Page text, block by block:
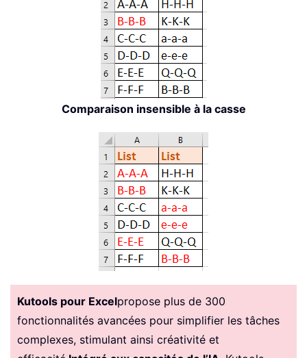
Comparaison insensible à la casse
Kutools pour Excelpropose plus de 300
fonctionnalités avancées pour simplifier les tâches
complexes, stimulant ainsi créativité et